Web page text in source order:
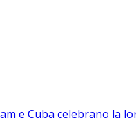
e Cuba celebrano la